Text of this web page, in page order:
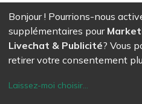
cm|Size :25,500cm
36,27CHF/ HT
EAN7611847036393-
Bonjour ! Pourrions-nous
supplémentaires pour
Livechat & Publicité? Vous
retirer votre consentement
Laissez-moi choisir...